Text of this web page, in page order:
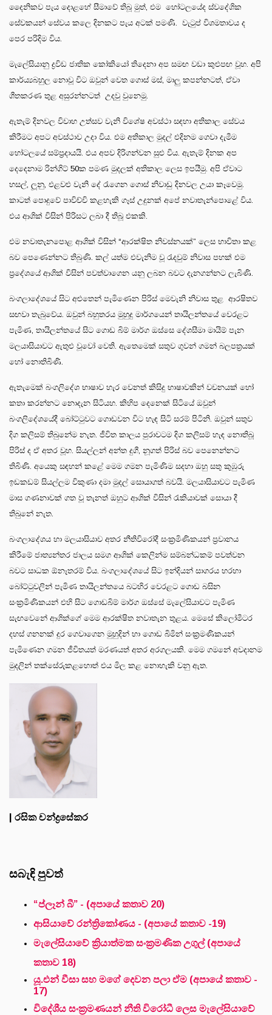
දෛනිකව පැය දොළහේ සීමාවේ තිබූ මුත්, එම හෝටලයේද ස්වදේශික
සේවකයන් සේවය කලෙ දිනකට පැය අටක් පමණි. වැටුප් විශමතාවය ද
පෙර පරිදිම විය.
මැලේසියානු ද්‍රවිඩ ජාතික කෝකියෝ තිදෙනා අප සමඟ වඩා කුළුපඟ වූහ. අපි
කාර්ය්‍යබහුල නොවූ විට ඔවුන් වෙත ගොස් මස්, මාලු කපන්නටත්, ඒවා
ශීතකරණ තුළ අසුරන්නටත් උදවු වුනෙමු.
ඇතැම් දිනවල විවාහ උත්සව වැනි විශේෂ අවස්ථා සඳහා අතිකාල සේවය
කිරීමට අපට අවස්ථාව උදා විය. එම අතිකාල මුදල් එදිනම ගෙවා දැමීම
හෝටලයේ සම්ප්‍රදායයි. එය අපව දිරිගන්වන සුළු විය. ඇතැම් දිනක අප
දෙදෙනාම රින්ගිට් 50ක පමණ මුදලක් අතිකාල ලෙස ඉපයීමු. අපි ඒවාට
හසල්, ලූනු, එළවළු වැනි දේ රැගෙන ගොස් නිවාඩු දිනවල උයා කෑවෙමු.
කාටත් පොදුවේ පාවිච්චි කළහැකි ගෑස් උදුනක් අපේ නවාතැන්පොළේ විය.
එය ආශික් විසින් පිරිසට ලබා දී තිබූ එකකි.
එම නවාතැනපොළ ආශික් විසින් “ආරක්ෂිත නිවස්නයක්” ලෙස භාවිතා කළ
බව පෙණෙන්නට තිබුණි. කල් යත්ම එවැනිම වූ රැදවුම් නිවාස පහක් එම
ප්‍රදේශයේ ආශික් විසින් පවත්වාගෙන යනු ලබන බවට දැනගන්නට ලැබිණි.
බංගලාදේශයේ සිට අළුතෙන් පැමිණෙන පිරිස් මෙවැනි නිවාස තුළ ආරෂිතව
සඟවා තැබුවේය. ඔවුන් බහුතරය මුහුදු මාර්ගයෙන් තායිලන්තයේ වෙරළට
පැමිණ, තායිලන්තයේ සිට ගොඩ බිම් මාර්ග ඔස්සෙ දේශසීමා මායිම් පැන
මලයාසියාවට ඇතුළු වූවෝ වෙති. ඇතෙමෙක් සතුව ගුවන් ගමන් බලපත්‍රයක්
හෝ නොතිබිණි.
ඇතැමෙක් බංගලිදේශ භාෂාව හැර වෙනත් කිසිදු භාෂාවකින් වචනයක් හෝ
කතා කරන්නට නොදැන සිටියහ. කිහිප දෙනෙක් සිටියේ ඔවුන්
බංගලිදේශයේදී බෝට්ටුවට ගොඩවන විට හැඳ සිටි සරම් පිටිනි. ඔවුන් සතුව
දිග කලිසම් තිබුනේම නැත. ජීවිත කාලය පුරාවටම දිග කලිසම් හැඳ නොතිබූ
පිරිස් ද ඒ අතර වූහ. සියල්ලන් අන්ත දුගී, නූගත් පිරිස් බව පෙනෙන්නට
තිබිණි. අයෙකු සඳහන් කළේ මෙම ගමන පැමිණිම සදහා ඔහු සතු කුඹුරු
ඉඩකඩම් සියල්ලම විකුණා දමා මුදල් සොයාගත් බවයි. මලයාසියාවට පැමිණ
මාස ගණනාවක් ගත වූ තැනත් ඔහුට ආශික් විසින් රැකියාවක් සොයා දී
තිබුනේ නැත.
බංගලාදේශය හා මලයාසියාව අතර නීතිවිරෝදී සංක්‍රමිණිකයන් ප්‍රවානය
කිරීමේ ජාත්‍යන්තර ජාලය සමග ආශික් කෙලින්ම සම්බන්ධකම් පවත්වන
බවට සාධක ඕනෑතරම් විය. බංගලාදේශයේ සිට ඉන්දියන් සාගරය හරහා
බෝට්ටුවලින් පැමිණ තායිලන්තයෙ බටහිර වෙරළට ගොඩ බසින
සංක්‍රමිණිකයන් එහි සිට ගොඩබිම් මාර්ග ඔස්සේ මැලේසියාවට පැමිණ
සැඟවෙනේ ආශික්ගේ මෙම ආරක්ෂිත නවාතැන තුළය. මෙසේ කිලෝමීටර
දහස් ගනනක් දුර ගෙවාගෙන මුහුදින් හා ගොඩ බිමින් සංක්‍රමණිකයන්
පැමිණෙන ගමන ජීවිතයත් මරණයත් අතර අරගලයකි. මෙම ගමනේ අවදානම
මුදලින් තක්සේරුකළහොත් එය මිල කළ නොහැකි වනු ඇත.
| රසික චන්ද්‍රසේකර
සබැඳි පුවත්
“ප්ලෑන් බී” - (අපායේ කතාව 20)
ආසියාවේ රන්ත්‍රිකෝණය - (අපායේ කතාව -19)
මැලේසියාවේ ක්‍රියාත්මක සංක්‍රමණික උගුල් (අපායේ
කතාව 18)
යූ.එන් වීසා සහ මගේ දෙවන පලා ඒම (අපායේ කතාව -
17)
විදේශීය සංක්‍රමණයන් නීති විරෝධී ලෙස මැලේසියාවේ